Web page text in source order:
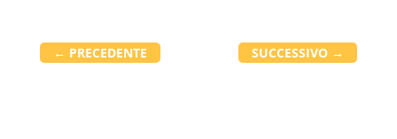
← PRECEDENTE SUCCESSIVO →